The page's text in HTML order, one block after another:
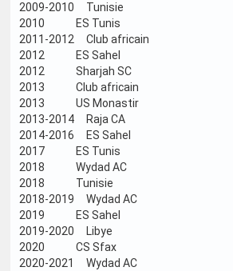
2009-2010 Tunisie
2010 ES Tunis
2011-2012 Club africain
2012 ES Sahel
2012 Sharjah SC
2013 Club africain
2013 US Monastir
2013-2014 Raja CA
2014-2016 ES Sahel
2017 ES Tunis
2018 Wydad AC
2018 Tunisie
2018-2019 Wydad AC
2019 ES Sahel
2019-2020 Libye
2020 CS Sfax
2020-2021 Wydad AC